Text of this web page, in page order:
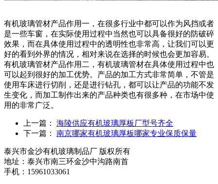
有机玻璃管材产品作用一，在很多行业中都可以作为风挡或者
是一些车窗，在实际使用过程中当然也可以具备很好的防破碎
效果，而在具体使用过程中的透明性也非常高，让我们可以更
好的看到外界的情况，相对来说在选择的时候也会更加容易。
有机玻璃管材产品作用二，有机玻璃管材在具体使用过程中也
可以起到很好的加工优势。产品的加工方式非常简单，不管是
使用车床进行切削，还是进行钻孔，都可以让产品的功能不发
生变化，而加工制作出来的产品种类也有很多种，在市场中使
用的非常广泛。
上一篇：
海陵供应有机玻璃厚板厂型号齐全
下一篇：
南京哪家有机玻璃厚板哪家专业保质保量
泰兴市金沙有机玻璃制品厂 版权所有
地址：泰兴市南三环金沙中沟路南首
手机：15961033061